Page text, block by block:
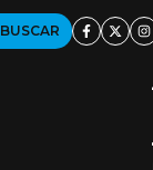
BUSCAR